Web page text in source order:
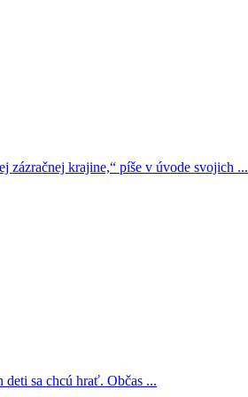
zázračnej krajine,“ píše v úvode svojich ...
sa chcú hrať. Občas ...